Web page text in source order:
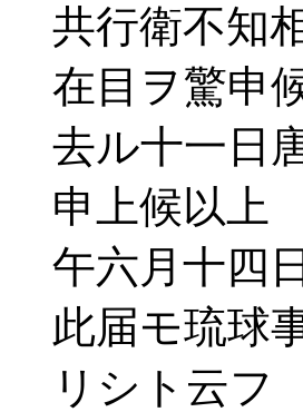
共行衛不知
在目ヲ驚申
去ル十一日
申上候以上
午六月十四日
此届モ琉球
リシト云フ